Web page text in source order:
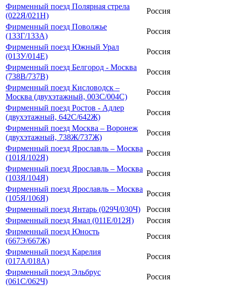
Фирменный поезд Полярная стрела
(022Я/021Н)
Россия
Фирменный поезд Поволжье
(133Г/133А)
Россия
Фирменный поезд Южный Урал
(013У/014Е)
Россия
Фирменный поезд Белгород - Москва
(738В/737В)
Россия
Фирменный поезд Кисловодск –
Москва (двухэтажный, 003С/004С)
Россия
Фирменный поезд Ростов - Адлер
(двухэтажный, 642С/642Ж)
Россия
Фирменный поезд Москва – Воронеж
(двухэтажный, 738Ж/737Ж)
Россия
Фирменный поезд Ярославль – Москва
(101Я/102Я)
Россия
Фирменный поезд Ярославль – Москва
(103Я/104Я)
Россия
Фирменный поезд Ярославль – Москва
(105Я/106Я)
Россия
Фирменный поезд Янтарь (029Ч/030Ч)
Россия
Фирменный поезд Ямал (011Е/012Я)
Россия
Фирменный поезд Юность
(667Э/667Ж)
Россия
Фирменный поезд Карелия
(017А/018А)
Россия
Фирменный поезд Эльбрус
(061С/062Ч)
Россия